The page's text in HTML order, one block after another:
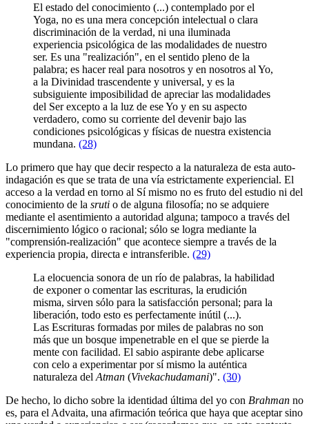
El estado del conocimiento (...) contemplado por el
Yoga, no es una mera concepción intelectual o clara
discriminación de la verdad, ni una iluminada
experiencia psicológica de las modalidades de nuestro
ser. Es una "realización", en el sentido pleno de la
palabra; es hacer real para nosotros y en nosotros al Yo,
a la Divinidad trascendente y universal, y es la
subsiguiente imposibilidad de apreciar las modalidades
del Ser excepto a la luz de ese Yo y en su aspecto
verdadero, como su corriente del devenir bajo las
condiciones psicológicas y físicas de nuestra existencia
mundana. (28)
Lo primero que hay que decir respecto a la naturaleza de esta auto-
indagación es que se trata de una vía estrictamente experiencial. El
acceso a la verdad en torno al Sí mismo no es fruto del estudio ni del
conocimiento de la sruti o de alguna filosofía; no se adquiere
mediante el asentimiento a autoridad alguna; tampoco a través del
discernimiento lógico o racional; sólo se logra mediante la
"comprensión-realización" que acontece siempre a través de la
experiencia propia, directa e intransferible. (29)
La elocuencia sonora de un río de palabras, la habilidad
de exponer o comentar las escrituras, la erudición
misma, sirven sólo para la satisfacción personal; para la
liberación, todo esto es perfectamente inútil (...).
Las Escrituras formadas por miles de palabras no son
más que un bosque impenetrable en el que se pierde la
mente con facilidad. El sabio aspirante debe aplicarse
con celo a experimentar por sí mismo la auténtica
naturaleza del Atman (Vivekachudamani)". (30)
De hecho, lo dicho sobre la identidad última del yo con Brahman no
es, para el Advaita, una afirmación teórica que haya que aceptar sino